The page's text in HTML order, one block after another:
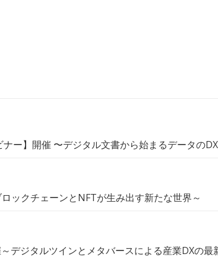
ー】開催 〜デジタル文書から始まるデータの
ックチェーンとNFTが生み出す新たな世界～
デジタルツインとメタバースによる産業DXの最